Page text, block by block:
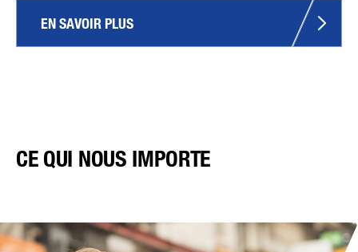
EN SAVOIR PLUS
CE QUI NOUS IMPORTE